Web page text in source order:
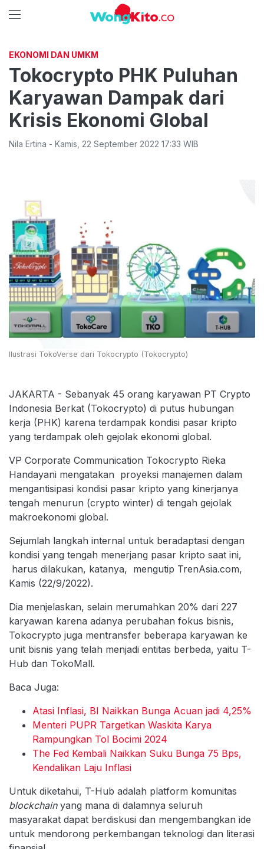
EKONOMI DAN UMKM
Tokocrypto PHK Puluhan
Karyawan Dampak dari
Krisis Ekonomi Global
Nila Ertina - Kamis 22 September 2022 17:33 WIB
Ilustrasi TokoVerse dari Tokocrypto (Tokocrypto)
JAKARTA - Sebanyak 45 orang karyawan PT Crypto
Indonesia Berkat (Tokocrypto) di putus hubungan
kerja (PHK) karena terdampak kondisi pasar kripto
yang terdampak oleh gejolak ekonomi global.
VP Corporate Communication Tokocrypto Rieka
Handayani mengatakan proyeksi manajemen dalam
mengantisipasi kondisi pasar kripto yang kinerjanya
tengah menurun (crypto winter) di tengah gejolak
makroekonomi global.
Sejumlah langkah internal untuk beradaptasi dengan
kondisi yang tengah menerjang pasar kripto saat ini,
harus dilakukan, katanya, mengutip TrenAsia.com,
Kamis (22/9/2022).
Dia menjelaskan, selain merumahkan 20% dari 227
karyawan karena adanya perubahan fokus bisnis,
Tokocrypto juga mentransfer beberapa karyawan ke
unit bisnis yang telah menjadi entitas berbeda, yaitu T-
Hub dan TokoMall.
Baca Juga:
Atasi Inflasi, BI Naikkan Bunga Acuan jadi 4,25%
Menteri PUPR Targetkan Waskita Karya
Rampungkan Tol Bocimi 2024
The Fed Kembali Naikkan Suku Bunga 75 Bps,
Kendalikan Laju Inflasi
Untuk diketahui, T-Hub adalah platform komunitas
blockchainyang mana di dalamnya seluruh
masyarakat dapat berdiskusi dan mengembangkan ide
untuk mendorong perkembangan teknologi dan literasi